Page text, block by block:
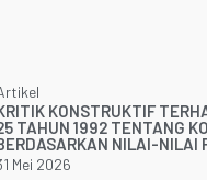
KONSTRUKTIF
TAHUN 1992 TENTANG
NILAI-NILAI
Mei 2026